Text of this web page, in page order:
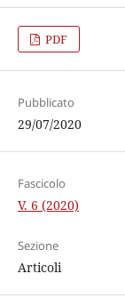
PDF
Pubblicato
29/07/2020
Fascicolo
V. 6 (2020)
Sezione
Articoli